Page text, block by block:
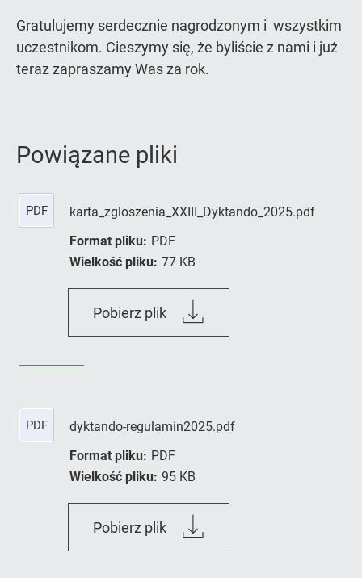
Gratulujemy serdecznie nagrodzonym i wszystkim
uczestnikom. Cieszymy się, że byliście z nami i już
teraz zapraszamy Was za rok.
Powiązane pliki
PDF
karta_zgloszenia_XXIII_Dyktando_2025.pdf
Format pliku: PDF
Wielkość pliku: 77 KB
Pobierz plik
PDF
dyktando-regulamin2025.pdf
Format pliku: PDF
Wielkość pliku: 95 KB
Pobierz plik dyktando-
regulamin2025.pdf